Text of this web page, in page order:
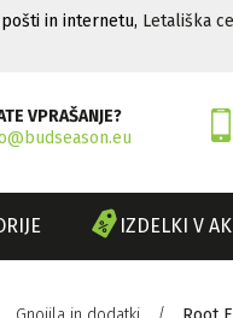
pošti in internetu, Letališka
VPRAŠANJE?
IZDELKI V